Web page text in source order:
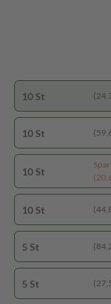
10 St
10 St
10 St
10 St
5 St
5 St